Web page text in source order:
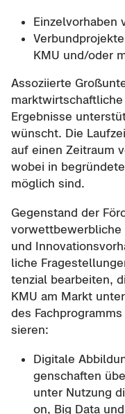
Ein­zel­vor­ha­ben
KMU und/oder
As­so­zi­ier­te
Ergebnisse
wünscht. Die
auf einen Zeit­raum
wobei in
mög­lich sind.
Ge­gen­stand der
vor­wett­be­werb­li­che
und
li­che
ten­zi­al be­ar­bei­ten,
KMU am Markt
des
sie­ren:
Di­gi­ta­le
gen­schaf­ten
unter Nut­zung
on, Big Data